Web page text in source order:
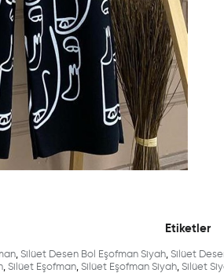
Etiketler
, Silüet Desen Bol Eşofman Siyah, Silüet
, Silüet Eşofman, Silüet Eşofman Siyah, Silüet